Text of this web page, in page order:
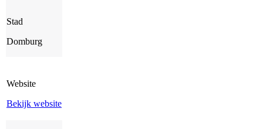
Stad
Domburg
Website
Bekijk website